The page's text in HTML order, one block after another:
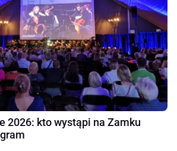
2026: kto wystąpi na Zamku